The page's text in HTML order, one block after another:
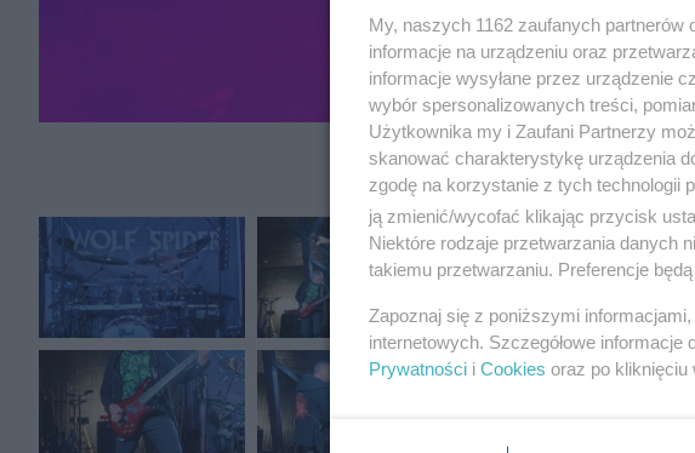
My, naszych 1162 zaufanych
informacje na urządzeniu oraz
informacje wysyłane przez urządzenie
wybór spersonalizowanych treści,
Użytkownika my i Zaufani Partnerzy
skanować charakterystykę urządzenia
zgodę na korzystanie z tych technologii
ją zmienić/wycofać klikając przycisk
Niektóre rodzaje przetwarzania danych
takiemu przetwarzaniu. Preferencje
Zapoznaj się z poniższymi
internetowych. Szczegółowe
Prywatności i Cookies oraz po kliknięciu